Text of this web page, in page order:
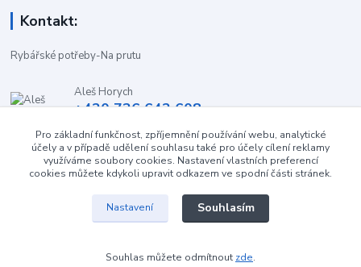
Kontakt:
Rybářské potřeby-Na prutu
Aleš Horych
+420 736 642 608
obchod-naprutu@seznam.cz
Pro základní funkčnost, zpříjemnění používání webu, analytické
účely a v případě udělení souhlasu také pro účely cílení reklamy
využíváme soubory cookies. Nastavení vlastních preferencí
cookies můžete kdykoli upravit odkazem ve spodní části stránek.
Nastavení Souhlasím
Souhlas můžete odmítnout zde.